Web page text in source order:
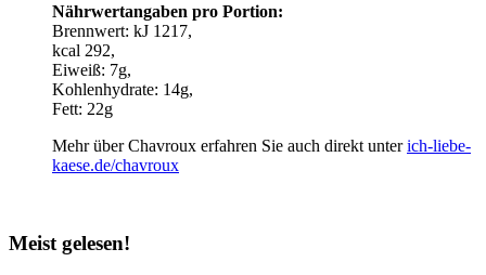
Nährwertangaben pro Portion:
Brennwert: kJ 1217,
kcal 292,
Eiweiß: 7g,
Kohlenhydrate: 14g,
Fett: 22g
Mehr über Chavroux erfahren Sie auch direkt unterich-liebe-
kaese.de/chavroux
Meistgelesen!